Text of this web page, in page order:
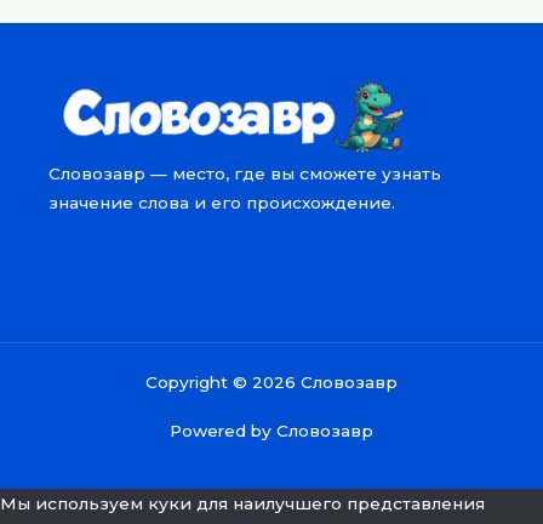
Словозавр — место, где вы сможете узнать
значение слова и его происхождение.
Copyright © 2026 Словозавр
Powered by Словозавр
Мы используем куки для наилучшего представления